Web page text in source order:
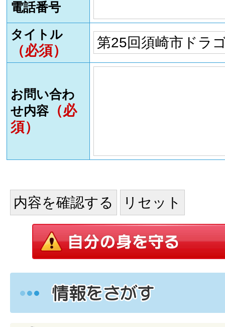
電話番号
タイトル
（必須）
お問い合わ
せ内容（必
須）